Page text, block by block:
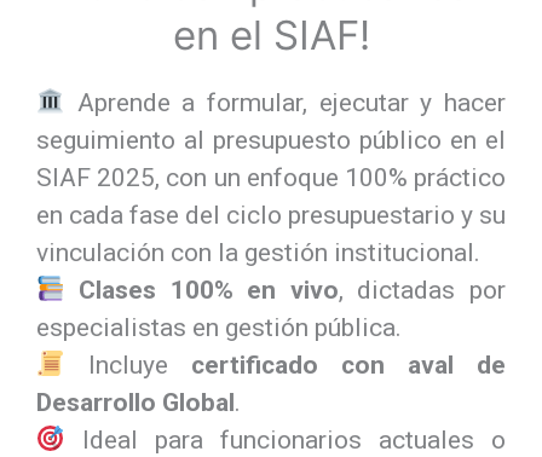
en el SIAF!
Aprende a formular, ejecutar y hacer
seguimiento al presupuesto público en el
SIAF 2025, con un enfoque 100% práctico
en cada fase del ciclo presupuestario y su
vinculación con la gestión institucional.
Clases 100% en vivo, dictadas por
especialistas en gestión pública.
Incluye certificado con aval de
Desarrollo Global.
Ideal para funcionarios actuales o